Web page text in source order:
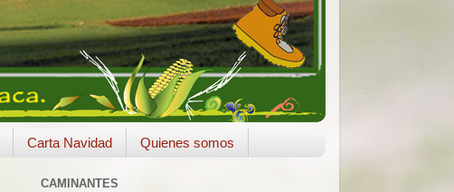
Carta Navidad Quienes somos
CAMINANTES